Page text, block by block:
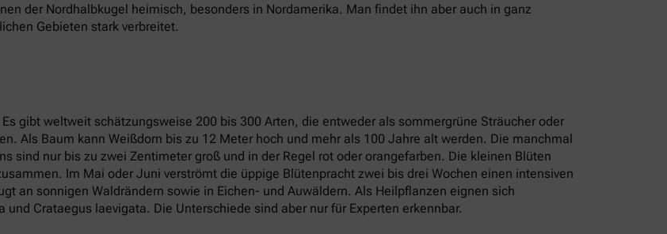
der Nordhalbkugel heimisch, besonders in Nordamerika. Man findet ihn aber auch in ganz
Gebieten stark verbreitet.
gibt weltweit schätzungsweise 200 bis 300 Arten, die entweder als sommergrüne Sträucher oder
Als Baum kann Weißdorn bis zu 12 Meter hoch und mehr als 100 Jahre alt werden. Die manchmal
sind nur bis zu zwei Zentimeter groß und in der Regel rot oder orangefarben. Die kleinen Blüten
Im Mai oder Juni verströmt die üppige Blütenpracht zwei bis drei Wochen einen intensiven
an sonnigen Waldrändern sowie in Eichen- und Auwäldern. Als Heilpflanzen eignen sich
Crataegus laevigata. Die Unterschiede sind aber nur für Experten erkennbar.